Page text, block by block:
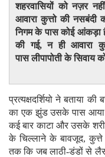
शहरवासियों को नज़र
आवारा कुत्तो की नसबंदी
निगम के पास कोई आंकड़ा
की गई, न ही आवारा
पास लीपापोती के सिवाय
प्रत्यक्षदर्शियो ने बताया
का एक झुंड उसके पास आया
कई बार काटा और उसके
के चिल्लाने के बावजूद,
तक ​​कि जब लाठी-डंडों से